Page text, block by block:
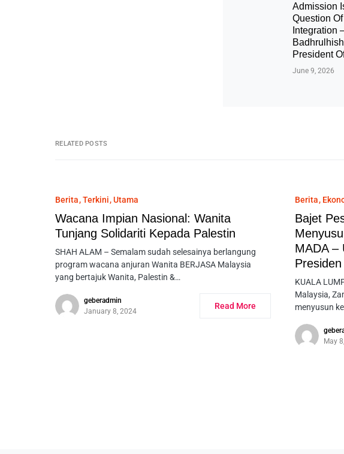
Admission
Question
Integration
President
June 9, 2026
RELATED POSTS
Berita Terkini Utama
Wacana Impian Nasional: Wanita
Tunjang Solidariti Kepada Palestin
SHAH ALAM – Semalam sudah selesainya berlangung
program wacana anjuran Wanita BERJASA Malaysia
yang bertajuk Wanita, Palestin &…
geberadmin
January 8, 2024
Read More
Berita
Bajet
MADA –
KUALA
Malaysia,
menyusun
May